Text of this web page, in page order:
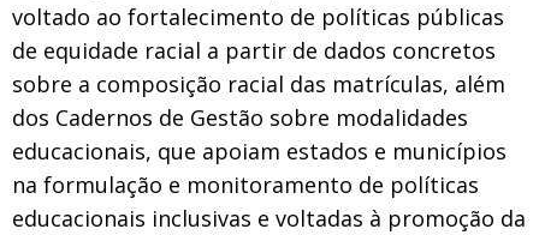
voltado ao fortalecimento de políticas públicas
de equidade racial a partir de dados concretos
sobre a composição racial das matrículas, além
dos Cadernos de Gestão sobre modalidades
educacionais, que apoiam estados e municípios
na formulação e monitoramento de políticas
educacionais inclusivas e voltadas à promoção da